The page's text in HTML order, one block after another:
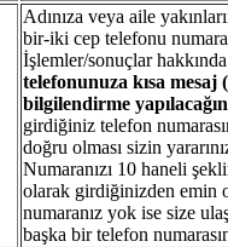
Adınıza veya aile
bir-iki cep telefonu
İşlemler/sonuçlar
telefonunuza kısa mesaj
bilgilendirme
girdiğiniz telefon
doğru olması sizin
Numaranızı 10 haneli
olarak girdiğinizden emin
numaranız yok ise size
başka bir telefon